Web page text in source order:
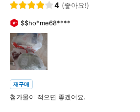
4 (좋아요!)
$$ho*me68****
재구매
첨가물이 적으면 좋겠어요.